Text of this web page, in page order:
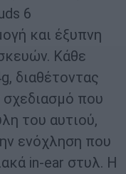
6
και έξυπνη
Κάθε
διαθέτοντας
σχεδιασμό που
του αυτιού,
ενόχληση που
in-ear στυλ. Η